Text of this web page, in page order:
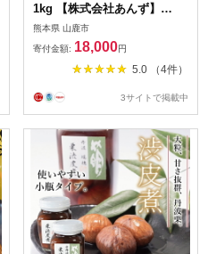
1kg 【株式会社あんず】
[ZBT014]
熊本県 山鹿市
寄付金額: 18,000円
5.0 （4件）
3サイトで掲載中